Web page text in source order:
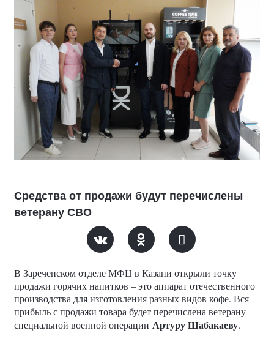
Средства от продажи будут перечислены
ветерану СВО
В Зареченском отделе МФЦ в Казани открыли точку
продажи горячих напитков – это аппарат отечественного
производства для изготовления разных видов кофе. Вся
прибыль с продажи товара будет перечислена ветерану
специальной военной операции Артуру Шабакаеву.